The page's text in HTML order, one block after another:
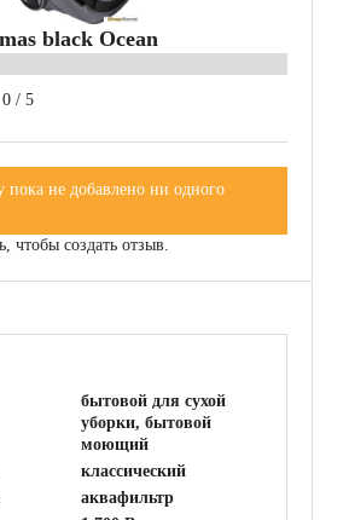
black Ocean
0 / 5
пока не добавлено ни одного
чтобы создать отзыв.
бытовой для сухой
уборки, бытовой
моющий
классический
аквафильтр